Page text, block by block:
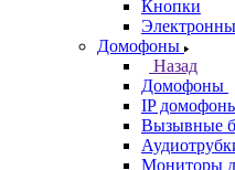
Кнопки
Домофоны
Назад
Домофоны
IP
Вызывные
Мониторы